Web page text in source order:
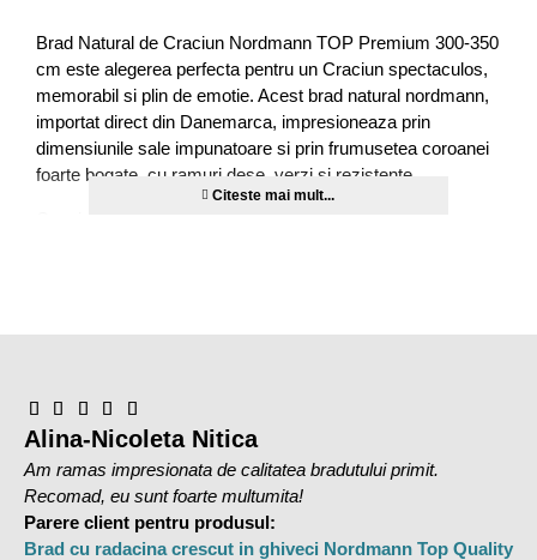
Brad Natural de Craciun Nordmann TOP Premium 300-350
cm este alegerea perfecta pentru un Craciun spectaculos,
memorabil si plin de emotie. Acest brad natural nordmann,
importat direct din Danemarca, impresioneaza prin
dimensiunile sale impunatoare si prin frumusetea coroanei
foarte bogate, cu ramuri dese, verzi si rezistente.
caldura familiei si atmosfera autentica a sarbatorilor.
Verdele intens si prospetimea de durata fac din acest brad
natural un simbol al Craciunului traditional, imbinat cu
eleganta si rafinament.
In stoc acum si disponibil cu livrare rapida, Bradul Natural
Alina-Nicoleta Nitica
Am ramas impresionata de calitatea bradutului primit.
Recomad, eu sunt foarte multumita!
Parere client pentru produsul:
Brad cu radacina crescut in ghiveci Nordmann Top Quality